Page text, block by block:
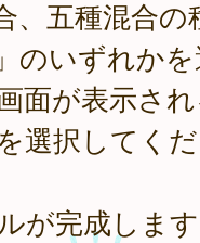
、五種混合の
のいずれか
面が表示さ
選択してく
が完成しま